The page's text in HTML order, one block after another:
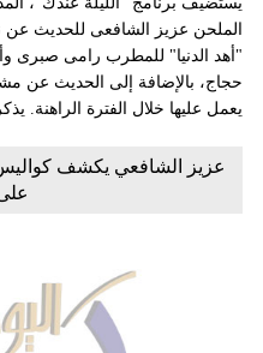
الملحن عزيز الشافعى للحديث عن
"أهد الدنيا" للمطرب رامى
حجاج، بالإضافة إلى الحديث عن
يعمل عليها خلال الفترة الراهنة.
عزيز الشافعي يكشف كواليس
على